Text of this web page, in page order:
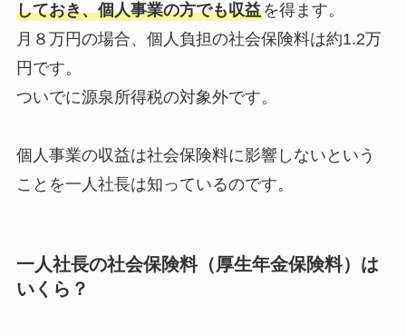
しておき、個人事業の方でも収益を得ます。
月８万円の場合、個人負担の社会保険料は約1.2万
円です。
ついでに源泉所得税の対象外です。
個人事業の収益は社会保険料に影響しないという
ことを一人社長は知っているのです。
一人社長の社会保険料（厚生年金保険料）は
いくら？